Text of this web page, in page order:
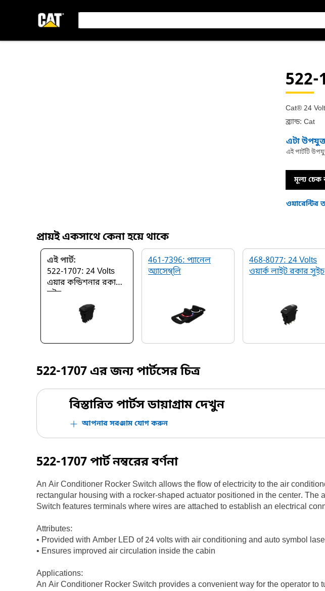
522-
Cat® 24
ব্র্যান্ড: Cat
এটা
এই পার্টটি
মূল্য
ওয়ারেন্টির
প্রায়ই একসাথে কেনা হয়ে থাকে
এই পার্ট:
522-1707: 24 Volts
এয়ার কন্ডিশনার রকার
সুইচ
461-7396: প্যানে‌ল
অ্যাসেম্ব্লি
468-8077: 24 Volts
ওয়ার্ক লাইট রকার সুইচ
522-1707এর জন্য পার্টসের চিত্র
বিস্তারিত পার্টস ডায়াগ্রাম দেখুন
আপনার সরঞ্জাম যোগ করুন
522-1707পার্ট নম্বরের বর্ণনা
An Air Conditioner Rocker Switch allows the flow of electricity to the air
rectangular housing with a rocker-shaped actuator positioned in the center.
Switch features terminals where wires are attached to establish an electrical
Attributes:
• Provided with Amber LED of 24 volts with air conditioning and auto symbol
• Ensures improved air circulation inside the cabin
Applications:
An Air Conditioner Rocker Switch provides a convenient way for the operator